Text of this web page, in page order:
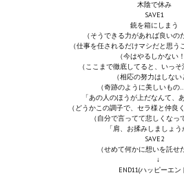
木陰で休み
SAVE1
銃を箱にしまう
（そうできる力があれば良いの
（仕事を任されるだけマシだと思う
（今はやるしかない！
（ここまで徹底してると、いっそ
（相応の努力はしない
（奇跡のように美しいもの
「あの人のほうが上だなんて、
（どうかこの調子で、セラ様と仲良
（自分で言ってて悲しくなっ
「肩、お揉みしましょう
SAVE2
（せめて何かに想いを託せ
↓
END11(ハッピーエン